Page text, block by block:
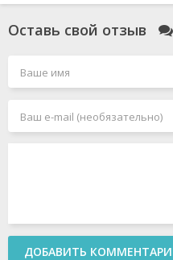
Оставь свой отзыв
ДОБАВИТЬ